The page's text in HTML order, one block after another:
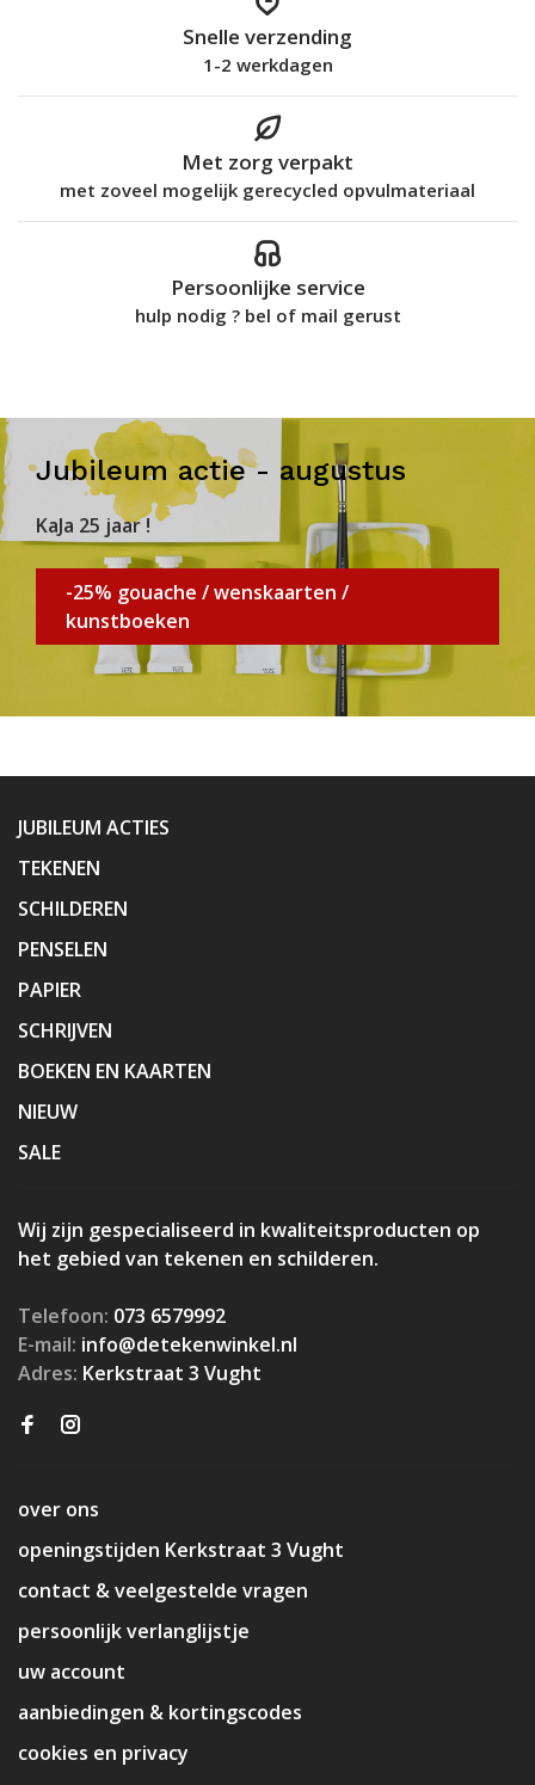
Snelle verzending
1-2 werkdagen
Met zorg verpakt
met zoveel mogelijk gerecycled opvulmateriaal
Persoonlijke service
hulp nodig ? bel of mail gerust
Jubileum actie - augustus
KaJa 25 jaar !
-25% gouache / wenskaarten /
kunstboeken
JUBILEUM ACTIES
TEKENEN
SCHILDEREN
PENSELEN
PAPIER
SCHRIJVEN
BOEKEN EN KAARTEN
NIEUW
SALE
Wij zijn gespecialiseerd in kwaliteitsproducten op
het gebied van tekenen en schilderen.
Telefoon: 073 6579992
E-mail: info@detekenwinkel.nl
Adres: Kerkstraat 3 Vught
over ons
openingstijden Kerkstraat 3 Vught
contact & veelgestelde vragen
persoonlijk verlanglijstje
uw account
aanbiedingen & kortingscodes
cookies en privacy